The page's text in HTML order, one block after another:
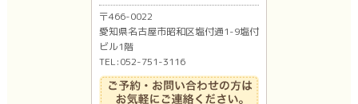
〒466-0022
愛知県名古屋市昭和区塩付通1-9塩付
ビル1階
TEL:052-751-3116